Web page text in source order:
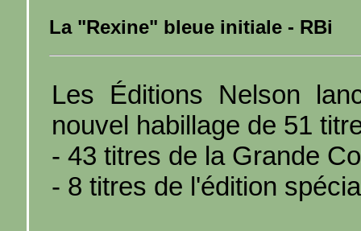
La "Rexine" bleue initiale - RBi
Les Éditions Nelson
nouvel habillage de 51
- 43 titres de la Grande
- 8 titres de l'édition